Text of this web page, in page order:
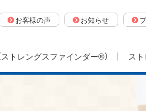
お客様の声 お知らせ
トレングスファインダー®） ス